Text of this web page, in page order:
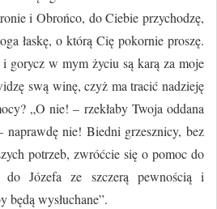
i Obrońco, do Ciebie przychodzę,
łaskę, o którą Cię pokornie proszę.
gorycz w mym życiu są karą za moje
swą winę, czyż ma tracić nadzieję
„O nie! – rzekłaby Twoja oddana
naprawdę nie! Biedni grzesznicy, bez
potrzeb, zwróćcie się o pomoc do
do Józefa ze szczerą pewnością i
będą wysłuchane”.